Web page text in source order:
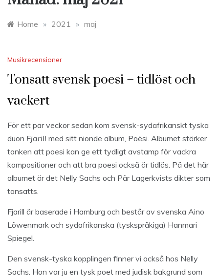
Home » 2021 » maj
Musikrecensioner
Tonsatt svensk poesi – tidlöst och
vackert
För ett par veckor sedan kom svensk-sydafrikanskt tyska
duon Fjarill med sitt nionde album, Poësi. Albumet stärker
tanken att poesi kan ge ett tydligt avstamp för vackra
kompositioner och att bra poesi också är tidlös. På det här
albumet är det Nelly Sachs och Pär Lagerkvists dikter som
tonsatts.
Fjarill är baserade i Hamburg och består av svenska Aino
Löwenmark och sydafrikanska (tyskspråkiga) Hanmari
Spiegel.
Den svensk-tyska kopplingen finner vi också hos Nelly
Sachs. Hon var ju en tysk poet med judisk bakgrund som